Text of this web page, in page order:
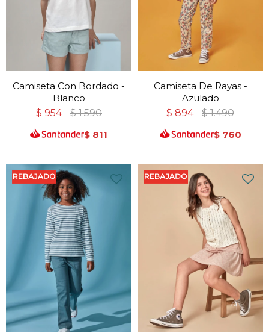
Camiseta Con Bordado -
Blanco
$ 954 $ 1.590
$ 811
Camiseta De Rayas -
Azulado
$ 894 $ 1.490
$ 760